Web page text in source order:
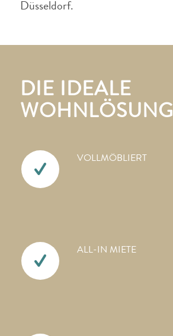
Düsseldorf.
DIE IDEALE
WOHNLÖSUNG
VOLLMÖBLIERT
ALL-IN MIETE